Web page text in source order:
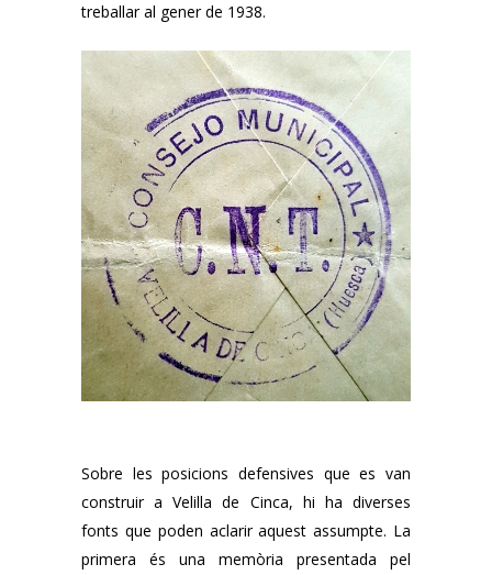
treballar al gener de 1938.
Sobre les posicions defensives que es van
construir a Velilla de Cinca, hi ha diverses
fonts que poden aclarir aquest assumpte. La
primera és una memòria presentada pel